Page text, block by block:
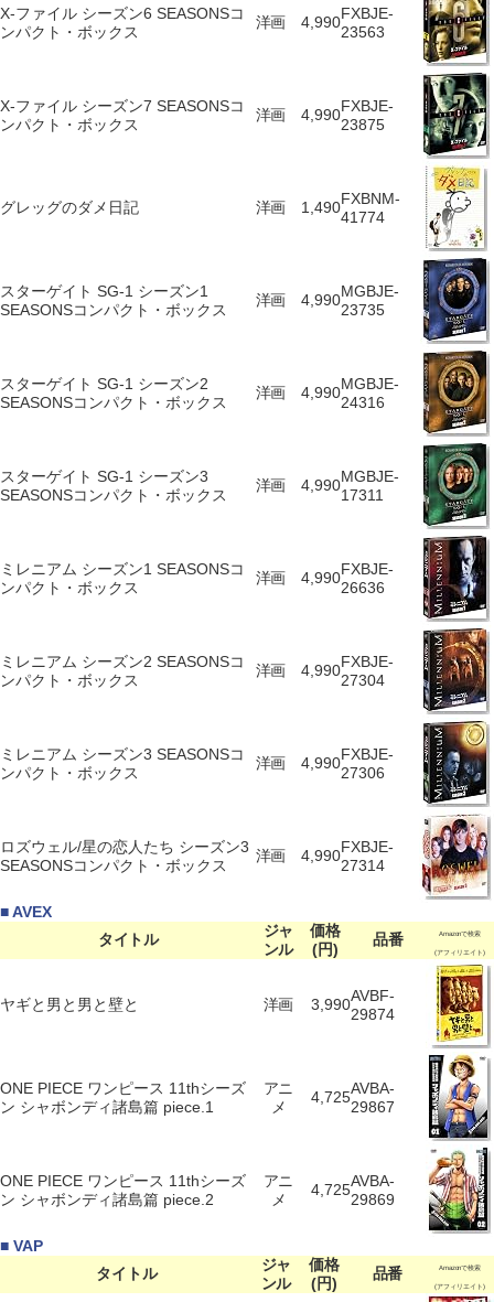
X-ファイル シーズン6 SEASONSコ
ンパクト・ボックス
洋画 4,990FXBJE-
23563
X-ファイル シーズン7 SEASONSコ
ンパクト・ボックス
洋画 4,990FXBJE-
23875
グレッグのダメ日記 洋画 1,490FXBNM-
41774
スターゲイト SG-1 シーズン1
SEASONSコンパクト・ボックス
洋画 4,990MGBJE-
23735
スターゲイト SG-1 シーズン2
SEASONSコンパクト・ボックス
洋画 4,990MGBJE-
24316
スターゲイト SG-1 シーズン3
SEASONSコンパクト・ボックス
洋画 4,990MGBJE-
17311
ミレニアム シーズン1 SEASONSコ
ンパクト・ボックス
洋画 4,990FXBJE-
26636
ミレニアム シーズン2 SEASONSコ
ンパクト・ボックス
洋画 4,990FXBJE-
27304
ミレニアム シーズン3 SEASONSコ
ンパクト・ボックス
洋画 4,990FXBJE-
27306
ロズウェル/星の恋人たち シーズン3
SEASONSコンパクト・ボックス
洋画 4,990FXBJE-
27314
■ AVEX
タイトル
ジャ
ンル
価格
(円)
品番 Amazonで検索
(アフィリエイト)
ヤギと男と男と壁と 洋画 3,990AVBF-
29874
ONE PIECE ワンピース 11thシーズ
ン シャボンディ諸島篇 piece.1
アニ
メ
4,725AVBA-
29867
ONE PIECE ワンピース 11thシーズ
ン シャボンディ諸島篇 piece.2
アニ
メ
4,725AVBA-
29869
■ VAP
タイトル
ジャ
ンル
価格
(円)
品番 Amazonで検索
(アフィリエイト)